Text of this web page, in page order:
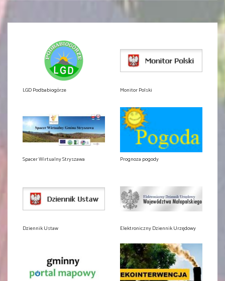
LGD Podbabiogórze Monitor Polski
Spacer Wirtualny Stryszawa Prognoza pogody
Dziennik Ustaw Elektroniczny Dziennik Urzędowy